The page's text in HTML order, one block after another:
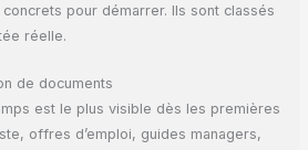
pour démarrer. Ils sont classés
réelle.
de documents
est le plus visible dès les premières
offres d’emploi, guides managers,